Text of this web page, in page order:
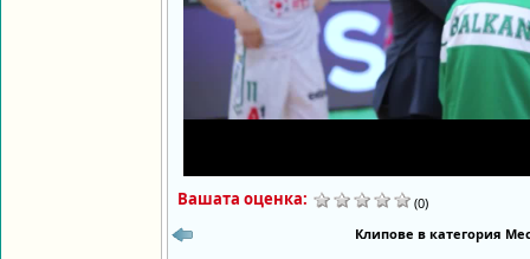
Вашата оценка:
(0)
Клипове в категория